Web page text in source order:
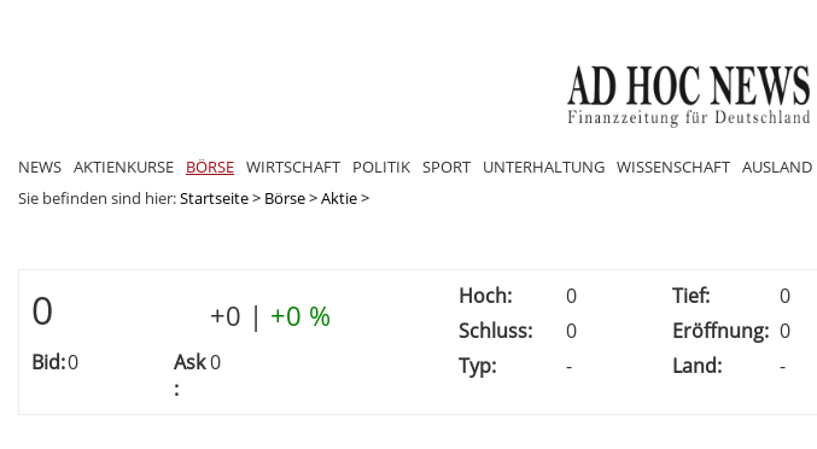
NEWS AKTIENKURSE BÖRSE WIRTSCHAFT POLITIK SPORT UNTERHALTUNG WISSENSCHAFT AUSLAND
Sie befinden sind hier:Startseite> Börse>Aktie>
0 +0 | +0 %
Bid:0
Ask
:
0
Hoch: 0 Tief:
0
Schluss:
0 Eröffnung: 0
Typ:
- Land: -